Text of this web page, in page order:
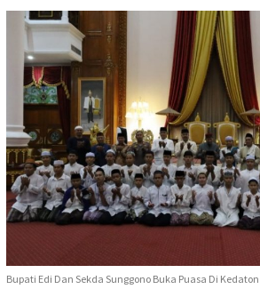
Bupati Edi Dan Sekda Sunggono Buka Puasa Di